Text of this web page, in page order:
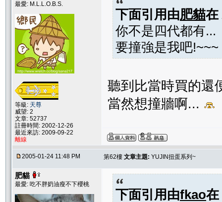
最愛: M.L.L.O.B.S.
等級: 天尊
威望: 2
文章: 52737
註冊時間: 2002-12-26
最近來訪: 2009-09-22
離線
下面引用由肥貓在
你不是四代都有...
要撞強是我吧!~~~
聽到比當時買的還
當然想撞牆啊...
2005-01-24 11:48 PM 第62樓 文章主題: YUJIN扭蛋系列~
肥貓
最愛: 吃不胖奶油瘦不下櫻桃
下面引用由fkao在